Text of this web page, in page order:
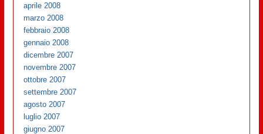
aprile 2008
marzo 2008
febbraio 2008
gennaio 2008
dicembre 2007
novembre 2007
ottobre 2007
settembre 2007
agosto 2007
luglio 2007
giugno 2007